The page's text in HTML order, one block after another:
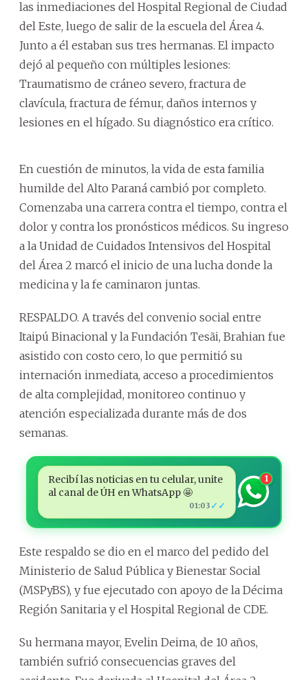
las inmediaciones del Hospital Regional de Ciudad
del Este, luego de salir de la escuela del Área 4.
Junto a él estaban sus tres hermanas. El impacto
dejó al pequeño con múltiples lesiones:
Traumatismo de cráneo severo, fractura de
clavícula, fractura de fémur, daños internos y
lesiones en el hígado. Su diagnóstico era crítico.
En cuestión de minutos, la vida de esta familia
humilde del Alto Paraná cambió por completo.
Comenzaba una carrera contra el tiempo, contra el
dolor y contra los pronósticos médicos. Su ingreso
a la Unidad de Cuidados Intensivos del Hospital
del Área 2 marcó el inicio de una lucha donde la
medicina y la fe caminaron juntas.
RESPALDO. A través del convenio social entre
Itaipú Binacional y la Fundación Tesãi, Brahian fue
asistido con costo cero, lo que permitió su
internación inmediata, acceso a procedimientos
de alta complejidad, monitoreo continuo y
atención especializada durante más de dos
semanas.
Recibí las noticias en tu celular, unite
al canal de ÚH en WhatsApp 🤩
01:03 ✓✓
1
Este respaldo se dio en el marco del pedido del
Ministerio de Salud Pública y Bienestar Social
(MSPyBS), y fue ejecutado con apoyo de la Décima
Región Sanitaria y el Hospital Regional de CDE.
Su hermana mayor, Evelin Deima, de 10 años,
también sufrió consecuencias graves del